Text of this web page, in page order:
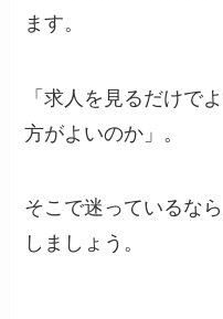
ます。
「求人を見るだけで
方がよいのか」。
そこで迷っているな
しましょう。